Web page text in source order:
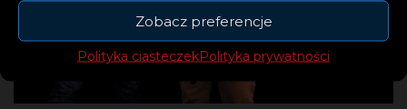
Zobacz preferencje
Polityka ciasteczekPolityka prywatności